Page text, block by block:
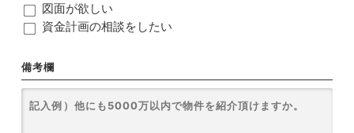
図面が欲しい
資金計画の相談をしたい
備考欄